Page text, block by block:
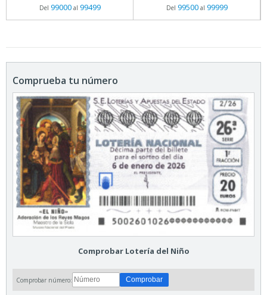
Del 99000al 99499 Del 99500al 99999
Comprueba tu número
Comprobar Lotería del Niño
Comprobar número: